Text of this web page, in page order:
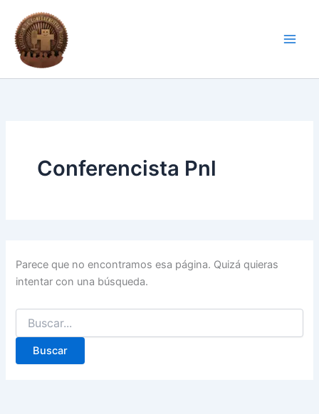
contenido
Conferencista Pnl
Parece que no encontramos esa página. Quizá quieras
intentar con una búsqueda.